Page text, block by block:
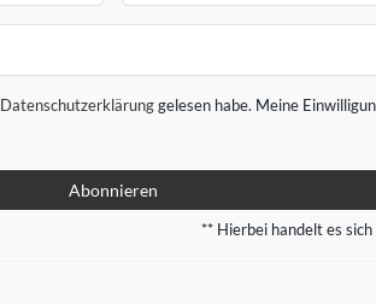
Daten­schutz­erklärunggelesen habe. Meine
Abonnieren
** Hierbei handelt es